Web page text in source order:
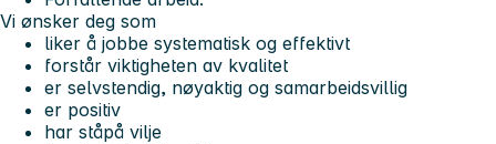
Vi ønsker deg som
liker å jobbe systematisk og effektivt
forstår viktigheten av kvalitet
er selvstendig, nøyaktig og samarbeidsvillig
er positiv
har ståpå vilje